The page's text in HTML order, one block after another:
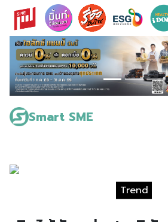
Skip
content
Smart SME
Search
for:
Trend